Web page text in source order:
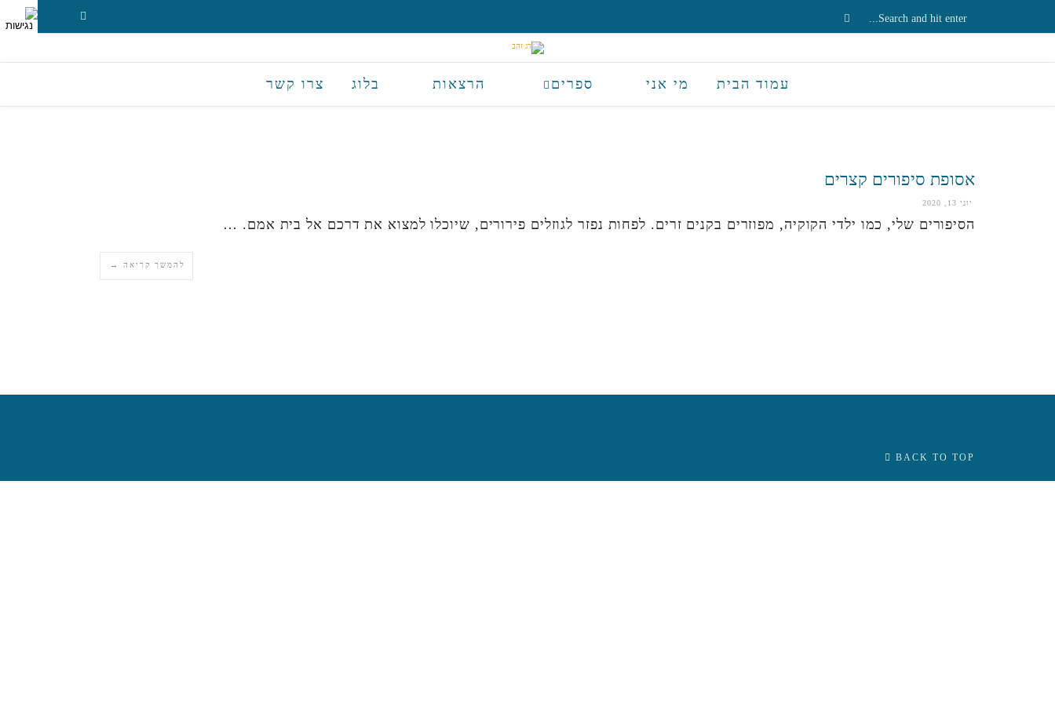
עמוד הבית מי אני ספרים הרצאות בלוג צרו קשר
אסופת סיפורים קצרים
יוני 13, 2020
הסיפורים שלי, כמו ילדי הקוקיה, מפוזרים בקנים זרים. לפחות נפזר לגוזלים פירורים, שיוכלו למצוא את דרכם אל בית אמם. …
להמשך קריאה →
BACK TO TOP